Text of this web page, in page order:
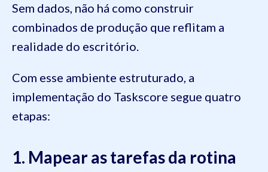
Sem dados, não há como construir
combinados de produção que reflitam a
realidade do escritório.
Com esse ambiente estruturado, a
implementação do Taskscore segue quatro
etapas:
1. Mapear as tarefas da rotina